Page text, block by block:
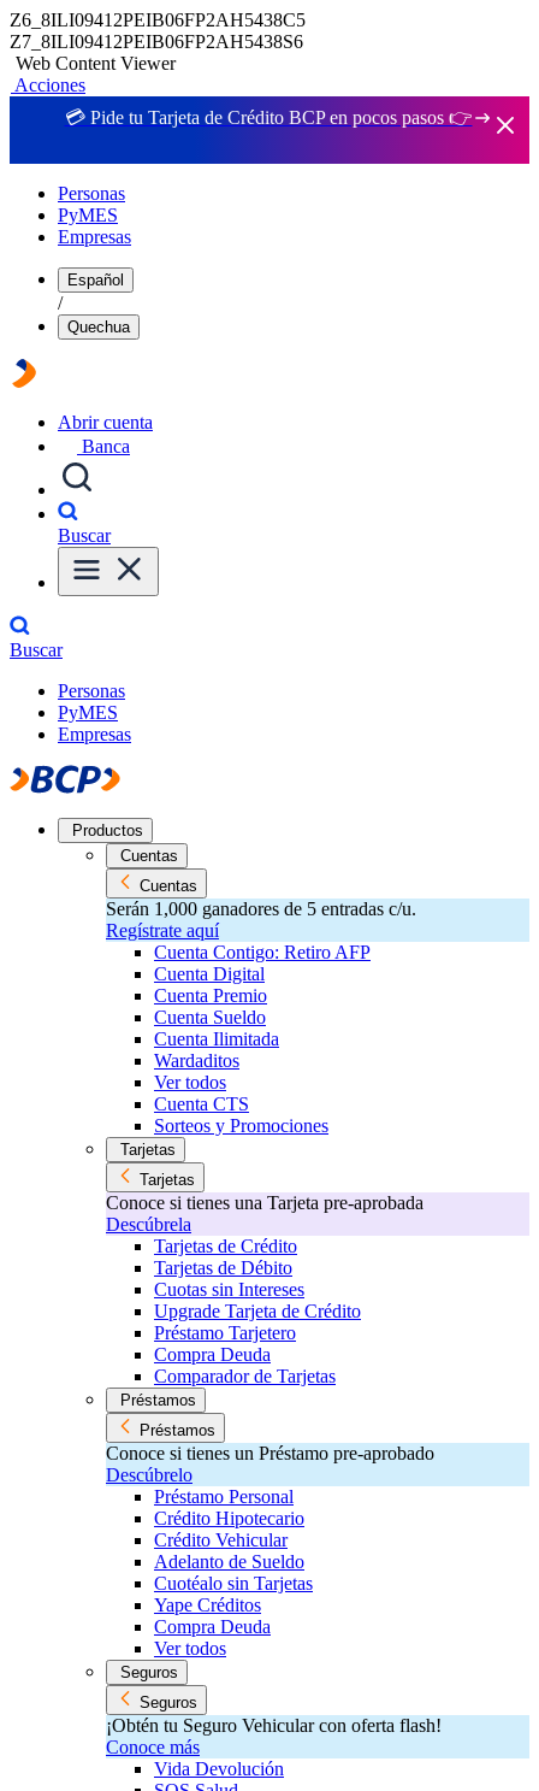
Z6_8ILI09412PEIB06FP2AH5438C5
Z7_8ILI09412PEIB06FP2AH5438S6
Web Content Viewer
Acciones
💳 Pide tu Tarjeta de Crédito BCP en pocos pasos 👉
Personas
PyMES
Empresas
Español
/
Quechua
Abrir cuenta
Banca
Buscar
Buscar
Personas
PyMES
Empresas
Productos
Cuentas
Cuentas
Serán 1,000 ganadores de 5 entradas c/u.
Regístrate aquí
Cuenta Contigo: Retiro AFP
Cuenta Digital
Cuenta Premio
Cuenta Sueldo
Cuenta Ilimitada
Wardaditos
Ver todos
Cuenta CTS
Sorteos y Promociones
Tarjetas
Tarjetas
Conoce si tienes una Tarjeta pre-aprobada
Descúbrela
Tarjetas de Crédito
Tarjetas de Débito
Cuotas sin Intereses
Upgrade Tarjeta de Crédito
Préstamo Tarjetero
Compra Deuda
Comparador de Tarjetas
Préstamos
Préstamos
Conoce si tienes un Préstamo pre-aprobado
Descúbrelo
Préstamo Personal
Crédito Hipotecario
Crédito Vehicular
Adelanto de Sueldo
Cuotéalo sin Tarjetas
Yape Créditos
Compra Deuda
Ver todos
Seguros
Seguros
¡Obtén tu Seguro Vehicular con oferta flash!
Conoce más
Vida Devolución